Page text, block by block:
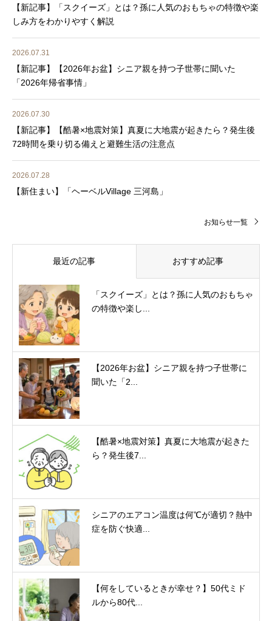
【新記事】「スクイーズ」とは？孫に人気のおもちゃの特徴や楽
しみ方をわかりやすく解説
2026.07.31
【新記事】【2026年お盆】シニア親を持つ子世帯に聞いた
「2026年帰省事情」
2026.07.30
【新記事】【酷暑×地震対策】真夏に大地震が起きたら？発生後
72時間を乗り切る備えと避難生活の注意点
2026.07.28
【新住まい】「ヘーベルVillage 三河島」
お知らせ一覧
最近の記事 おすすめ記事
「スクイーズ」とは？孫に人気のおもちゃ
の特徴や楽し...
【2026年お盆】シニア親を持つ子世帯に
聞いた「2...
【酷暑×地震対策】真夏に大地震が起きた
ら？発生後7...
シニアのエアコン温度は何℃が適切？熱中
症を防ぐ快適...
【何をしているときが幸せ？】50代ミド
ルから80代...